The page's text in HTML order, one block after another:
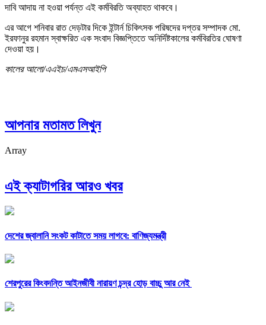
দাবি আদায় না হওয়া পর্যন্ত এই কর্মবিরতি অব্যাহত থাকবে।
এর আগে শনিবার রাত দেড়টার দিকে ইন্টার্ন চিকিৎসক পরিষদের দপ্তর সম্পাদক মো.
ইরফানুর রহমান স্বাক্ষরিত এক সংবাদ বিজ্ঞপ্তিতে অনির্দিষ্টকালের কর্মবিরতির ঘোষণা
দেওয়া হয়।
কালের আলো/এএইচ/এমএসআইপি
আপনার মতামত লিখুন
Array
এই ক্যাটাগরির আরও খবর
দেশের জ্বালানি সংকট কাটাতে সময় লাগবে: বাণিজ্যমন্ত্রী
শেরপুরের কিংবদন্তি আইনজীবী নারায়ণ চন্দ্র হোড় বাচ্চু আর নেই